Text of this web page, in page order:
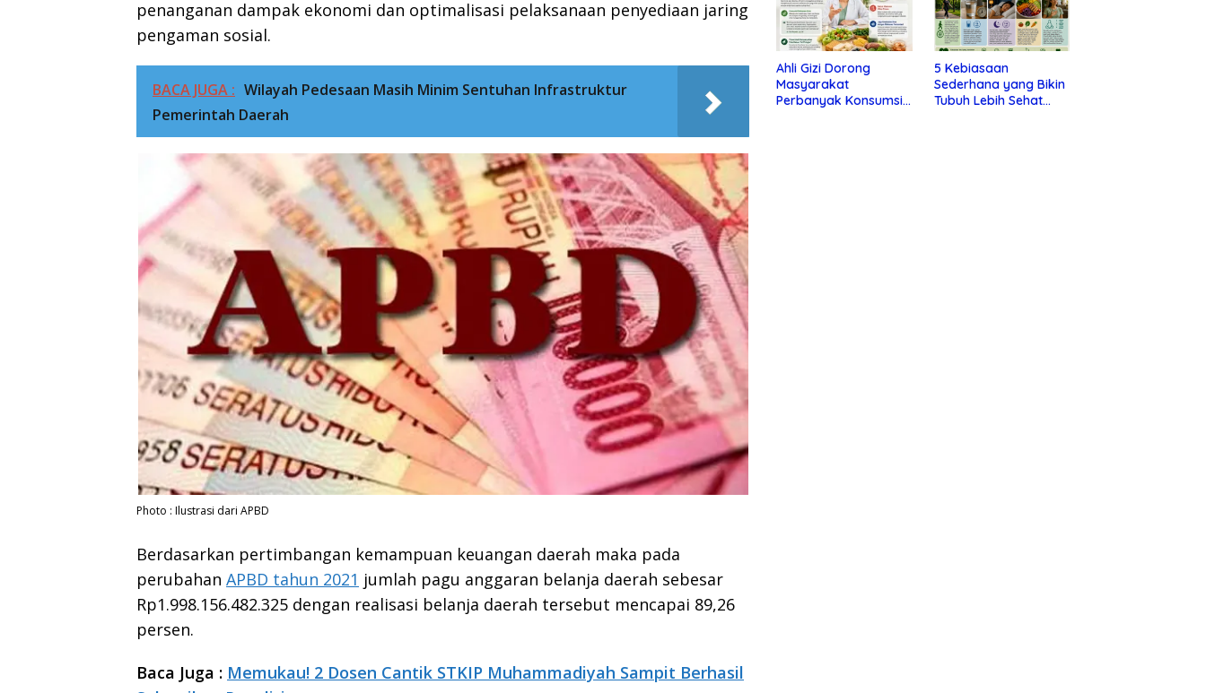
penanganan dampak ekonomi dan optimalisasi pelaksanaan penyediaan jaring
pengaman sosial.
BACA JUGA : Wilayah Pedesaan Masih Minim Sentuhan Infrastruktur
Pemerintah Daerah
Photo : Ilustrasi dari APBD
Berdasarkan pertimbangan kemampuan keuangan daerah maka pada
perubahan APBD tahun 2021 jumlah pagu anggaran belanja daerah sebesar
Rp1.998.156.482.325 dengan realisasi belanja daerah tersebut mencapai 89,26
persen.
Baca Juga : Memukau! 2 Dosen Cantik STKIP Muhammadiyah Sampit Berhasil
Ahli Gizi Dorong
Masyarakat
Perbanyak Konsumsi
5 Kebiasaan
Sederhana yang Bikin
Tubuh Lebih Sehat